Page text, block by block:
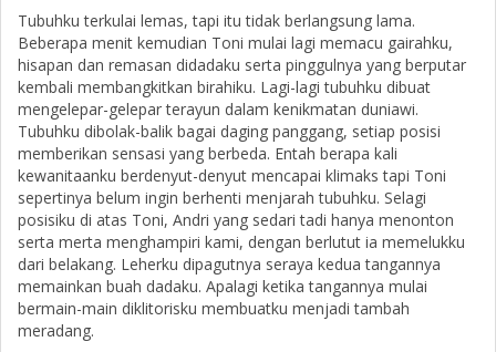
Tubuhku terkulai lemas, tapi itu tidak berlangsung lama.
Beberapa menit kemudian Toni mulai lagi memacu gairahku,
hisapan dan remasan didadaku serta pinggulnya yang berputar
kembali membangkitkan birahiku. Lagi-lagi tubuhku dibuat
mengelepar-gelepar terayun dalam kenikmatan duniawi.
Tubuhku dibolak-balik bagai daging panggang, setiap posisi
memberikan sensasi yang berbeda. Entah berapa kali
kewanitaanku berdenyut-denyut mencapai klimaks tapi Toni
sepertinya belum ingin berhenti menjarah tubuhku. Selagi
posisiku di atas Toni, Andri yang sedari tadi hanya menonton
serta merta menghampiri kami, dengan berlutut ia memelukku
dari belakang. Leherku dipagutnya seraya kedua tangannya
memainkan buah dadaku. Apalagi ketika tangannya mulai
bermain-main diklitorisku membuatku menjadi tambah
meradang.